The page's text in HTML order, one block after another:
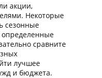
акции,
Некоторые
сезонные
определенные
сравните
лучшее
и бюджета.